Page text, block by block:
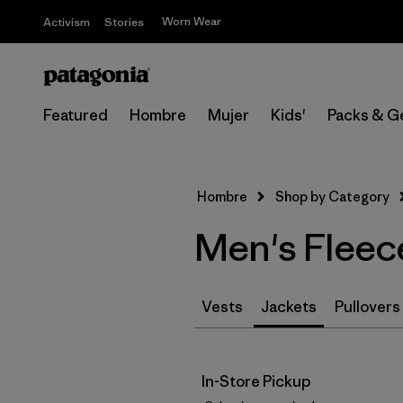
Activism Stories Worn Wear
Featured Hombre Mujer Kids' Packs &
Hombre Shop by Category
Men's
Vests Jackets Pullovers
In-Store Pickup